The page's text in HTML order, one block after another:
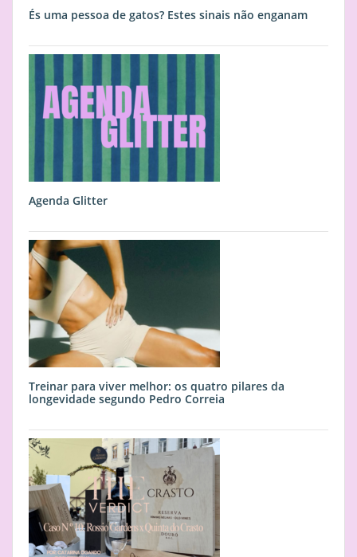
És uma pessoa de gatos? Estes sinais não enganam
Agenda Glitter
Treinar para viver melhor: os quatro pilares da
longevidade segundo Pedro Correia